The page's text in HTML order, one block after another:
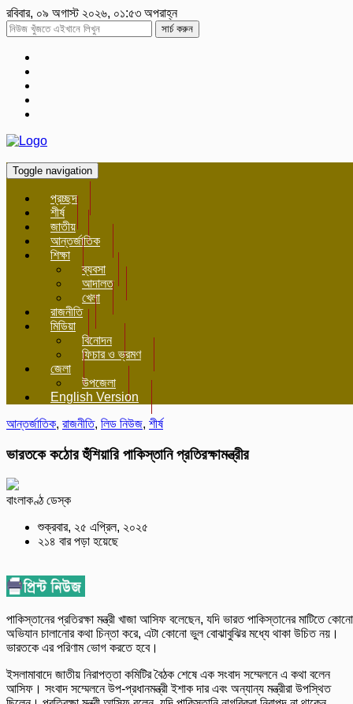
রবিবার, ০৯ অগাস্ট ২০২৬, ০১:৫৩ অপরাহ্ন
সার্চ করুন
Toggle navigation
প্রচ্ছদ
শীর্ষ
জাতীয়
আন্তর্জাতিক
শিক্ষা
ব্যবসা
আদালত
খেলা
রাজনীতি
মিডিয়া
বিনোদন
ফিচার ও ভ্রমণ
জেলা
উপজেলা
English Version
আন্তর্জাতিক, রাজনীতি, লিড নিউজ, শীর্ষ
ভারতকে কঠোর হুঁশিয়ারি পাকিস্তানি প্রতিরক্ষামন্ত্রীর
বাংলাকণ্ঠ ডেস্ক
শুক্রবার, ২৫ এপ্রিল, ২০২৫
২১৪ বার পড়া হয়েছে
পাকিস্তানের প্রতিরক্ষা মন্ত্রী খাজা আসিফ বলেছেন, যদি ভারত পাকিস্তানের মাটিতে কোনো
অভিযান চালানোর কথা চিন্তা করে, এটা কোনো ভুল বোঝাবুঝির মধ্যে থাকা উচিত নয়।
ভারতকে এর পরিণাম ভোগ করতে হবে।
ইসলামাবাদে জাতীয় নিরাপত্তা কমিটির বৈঠক শেষে এক সংবাদ সম্মেলনে এ কথা বলেন
আসিফ। সংবাদ সম্মেলনে উপ-প্রধানমন্ত্রী ইশাক দার এবং অন্যান্য মন্ত্রীরা উপস্থিত